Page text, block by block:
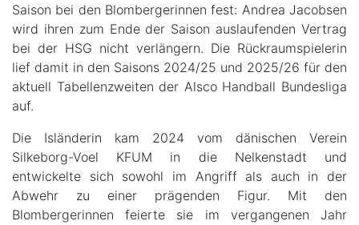
Saison bei den Blombergerinnen fest: Andrea Jacobsen
wird ihren zum Ende der Saison auslaufenden Vertrag
bei der HSG nicht verlängern. Die Rückraumspielerin
lief damit in den Saisons 2024/25 und 2025/26 für den
aktuell Tabellenzweiten der Alsco Handball Bundesliga
auf.
Die Isländerin kam 2024 vom dänischen Verein
Silkeborg-Voel KFUM in die Nelkenstadt und
entwickelte sich sowohl im Angriff als auch in der
Abwehr zu einer prägenden Figur. Mit den
Blombergerinnen feierte sie im vergangenen Jahr